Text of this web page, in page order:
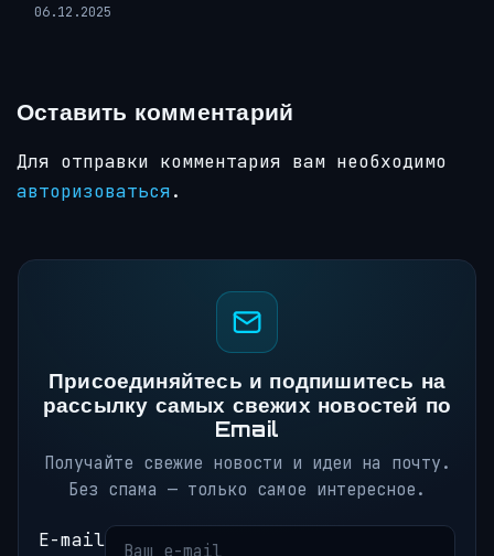
06.12.2025
Оставить комментарий
Для отправки комментария вам необходимо
авторизоваться.
Присоединяйтесь и подпишитесь на
рассылку самых свежих новостей по
Email
Получайте свежие новости и идеи на почту.
Без спама — только самое интересное.
E-mail